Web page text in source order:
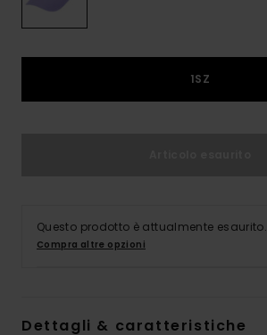
1SZ
Questo prodotto è attualmente esaurito.
Compra altre opzioni
Dettagli & caratteristiche